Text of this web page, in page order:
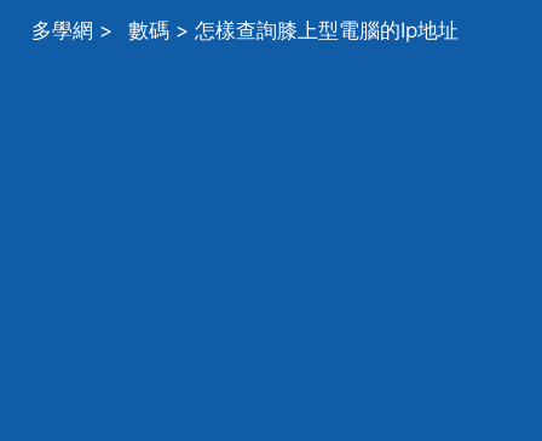
多學網 > 數碼 > 怎樣查詢膝上型電腦的Ip地址